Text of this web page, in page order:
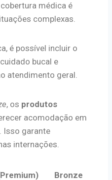
médica é
complexas.
é possível incluir o
bucal e
atendimento geral.
, os produtos
acomodação em
Isso garante
internações.
Bronze